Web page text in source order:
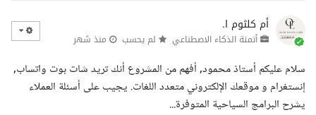
أم كلثوم ا.
أتمتة الذكاء الاصطناعي لم يحسب منذ شهر
سلام عليكم أستاذ محمود, أفهم من المشروع أنك تريد شات بوت واتساب,
إنستغرام و موقعك الإلكتروني متعدد اللغات. يجيب على أسئلة العملاء
يشرح البرامج السياحية المتوفرة...